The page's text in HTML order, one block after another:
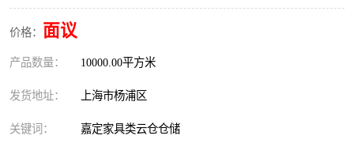
价格： 面议
产品数量： 10000.00平方米
发货地址： 上海市杨浦区
关键词： 嘉定家具类云仓仓储